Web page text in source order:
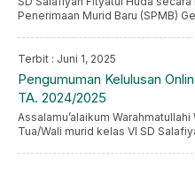
Penerimaan Murid Baru (SPMB)
Terbit : Juni 1, 2025
Pengumuman Kelulusan
TA. 2024/2025
Assalamu’alaikum
Tua/Wali murid kelas VI SD